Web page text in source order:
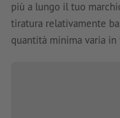
più a lungo il tuo
tiratura relativamente
quantità minima varia